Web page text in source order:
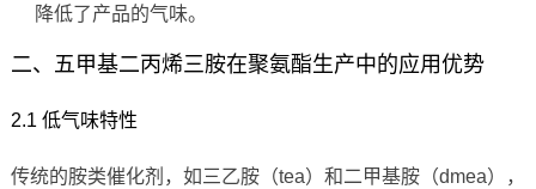
降低了产品的气味。
二、五甲基二丙烯三胺在聚氨酯生产中的应用优势
2.1 低气味特性
传统的胺类催化剂，如三乙胺（tea）和二甲基胺（dmea），